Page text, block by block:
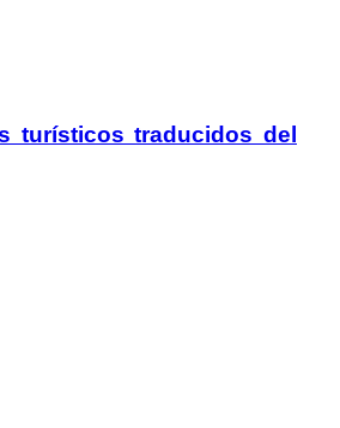
turísticos traducidos del